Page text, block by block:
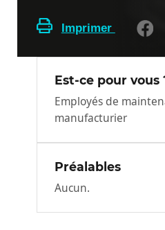
Imprimer
Est-ce pour vous
Employés de
manufacturier
Préalables
Aucun.